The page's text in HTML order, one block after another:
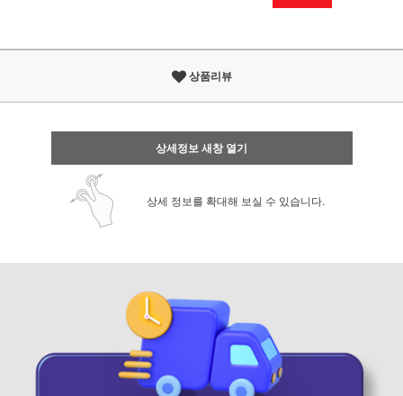
상품리뷰
상세정보 새창 열기
상세 정보를 확대해 보실 수 있습니다.